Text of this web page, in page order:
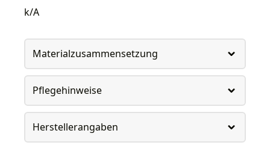
k/A
Materialzusammensetzung
Pflegehinweise
Herstellerangaben